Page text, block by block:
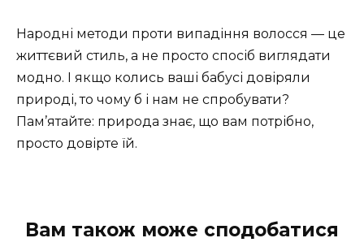
Народні методи проти випадіння волосся — це
життєвий стиль, а не просто спосіб виглядати
модно. І якщо колись ваші бабусі довіряли
природі, то чому б і нам не спробувати?
Пам’ятайте: природа знає, що вам потрібно,
просто довірте їй.
Вам також може сподобатися